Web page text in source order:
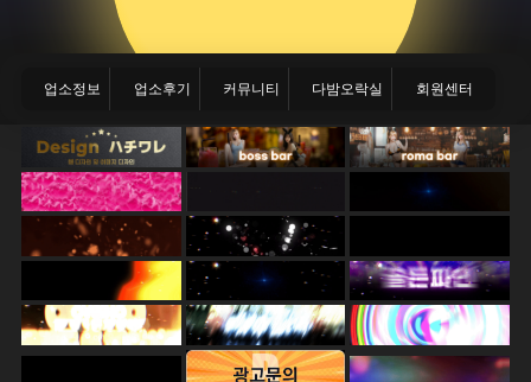
업소정보 업소후기 커뮤니티 다밤오락실 회원센터